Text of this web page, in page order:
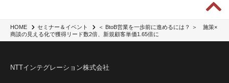
HOME セミナー＆イベント
＜ BtoB営業を一歩前に進めるには？ ＞ 施策×
商談の見える化で獲得リード数2倍、新規顧客単価1.65倍に
NTTインテグレーション株式会社